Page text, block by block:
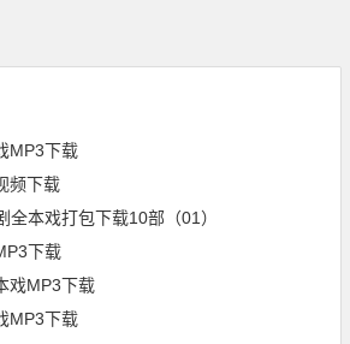
MP3下载
频下载
全本戏打包下载10部（01）
下载
戏MP3下载
MP3下载